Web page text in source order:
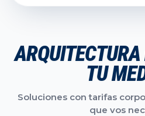
TU
Soluciones con tarifas
que vos